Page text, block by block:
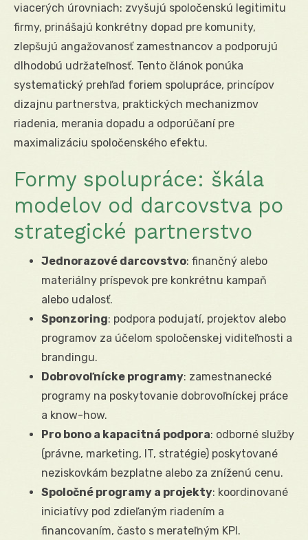
viacerých úrovniach: zvyšujú spoločenskú legitimitu
firmy, prinášajú konkrétny dopad pre komunity,
zlepšujú angažovanosť zamestnancov a podporujú
dlhodobú udržateľnosť. Tento článok ponúka
systematický prehľad foriem spolupráce, princípov
dizajnu partnerstva, praktických mechanizmov
riadenia, merania dopadu a odporúčaní pre
maximalizáciu spoločenského efektu.
Formy spolupráce: škála
modelov od darcovstva po
strategické partnerstvo
Jednorazové darcovstvo: finančný alebo
materiálny príspevok pre konkrétnu kampaň
alebo udalosť.
Sponzoring: podpora podujatí, projektov alebo
programov za účelom spoločenskej viditeľnosti a
brandingu.
Dobrovoľnícke programy: zamestnanecké
programy na poskytovanie dobrovoľníckej práce
a know-how.
Pro bono a kapacitná podpora: odborné služby
(právne, marketing, IT, stratégie) poskytované
neziskovkám bezplatne alebo za zníženú cenu.
Spoločné programy a projekty: koordinované
iniciatívy pod zdieľaným riadením a
financovaním, často s merateľným KPI.